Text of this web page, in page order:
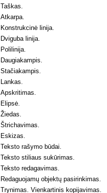
Taškas.
Atkarpa.
Konstrukcinė linija.
Dviguba linija.
Polilinija.
Daugiakampis.
Stačiakampis.
Lankas.
Apskritimas.
Elipsė.
Žiedas.
Štrichavimas.
Eskizas.
Teksto rašymo būdai.
Teksto stiliaus sukūrimas.
Teksto redagavimas.
Redaguojamų objektų pasirinkimas.
Trynimas. Vienkartinis kopijavimas.